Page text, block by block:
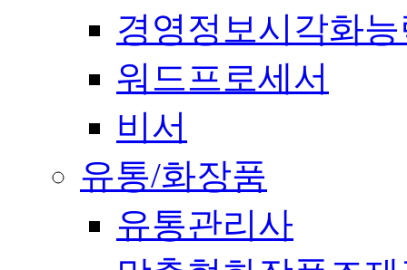
경영정보시각화
워드프로세서
비서
유통/화장품
유통관리사